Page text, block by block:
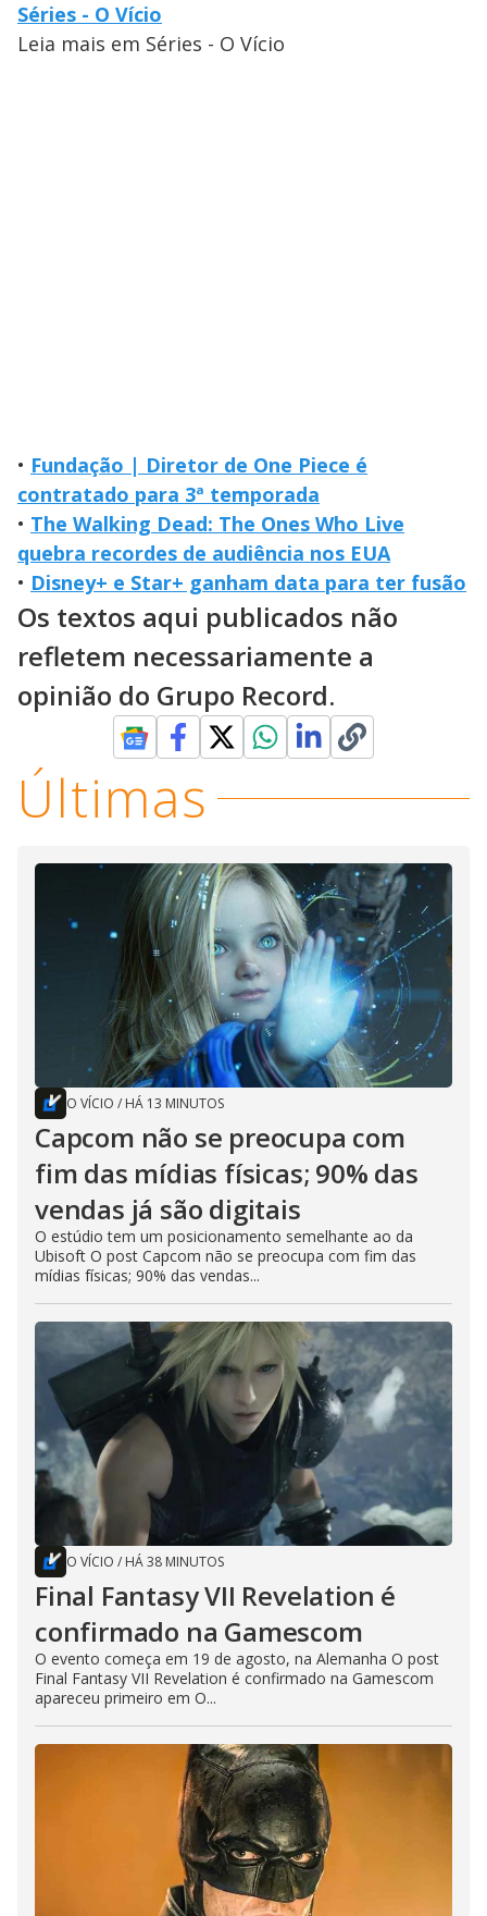
Séries - O Vício
Leia mais em Séries - O Vício
• Fundação | Diretor de One Piece é
contratado para 3ª temporada
• The Walking Dead: The Ones Who Live
quebra recordes de audiência nos EUA
• Disney+ e Star+ ganham data para ter fusão
Os textos aqui publicados não
refletem necessariamente a
opinião do Grupo Record.
Últimas
O VÍCIO / HÁ 13 MINUTOS
Capcom não se preocupa com
fim das mídias físicas; 90% das
vendas já são digitais
O estúdio tem um posicionamento semelhante ao da
Ubisoft O post Capcom não se preocupa com fim das
mídias físicas; 90% das vendas...
O VÍCIO / HÁ 38 MINUTOS
Final Fantasy VII Revelation é
confirmado na Gamescom
O evento começa em 19 de agosto, na Alemanha O post
Final Fantasy VII Revelation é confirmado na Gamescom
apareceu primeiro em O...